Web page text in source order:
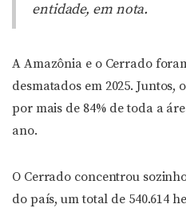
entidade, em nota.
A Amazônia e o Cerrado
desmatados em 2025.
por mais de 84% de toda a
ano.
O Cerrado concentrou
do país, um total de 540.614